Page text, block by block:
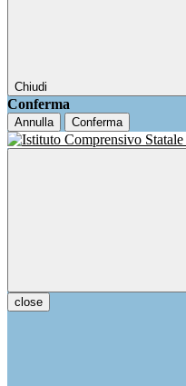
Chiudi
Conferma
Annulla Conferma
close